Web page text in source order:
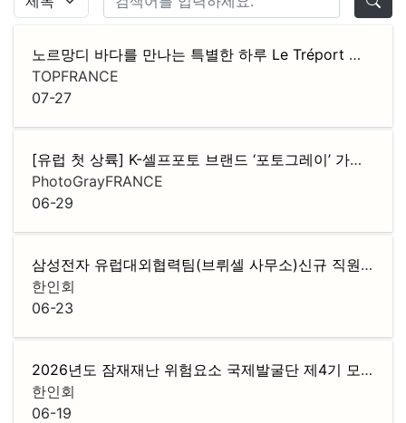
노르망디 바다를 만나는 특별한 하루 Le Tréport 당일치기 버스 투어
TOPFRANCE
07-27
[유럽 첫 상륙] K-셀프포토 브랜드 ‘포토그레이’ 가맹점주 모집
PhotoGrayFRANCE
06-29
삼성전자 유럽대외협력팀(브뤼셀 사무소)신규 직원 채용
한인회
06-23
2026년도 잠재재난 위험요소 국제발굴단 제4기 모집
한인회
06-19